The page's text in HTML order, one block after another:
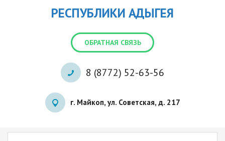
РЕСПУБЛИКИ АДЫГЕЯ
ОБРАТНАЯ СВЯЗЬ
8 (8772) 52-63-56
г. Майкоп, ул. Советская, д. 217